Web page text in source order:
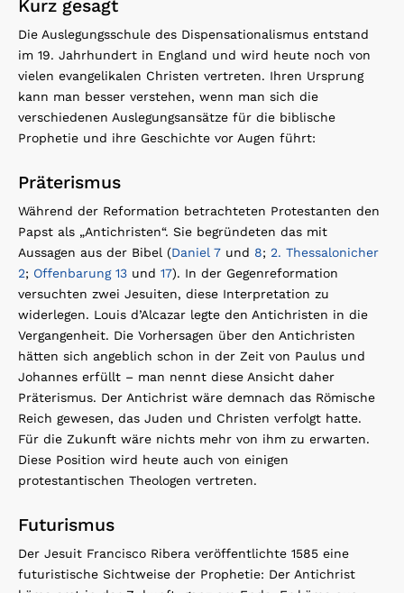
Kurz gesagt
Die Auslegungsschule des Dispensationalismus entstand
im 19. Jahrhundert in England und wird heute noch von
vielen evangelikalen Christen vertreten. Ihren Ursprung
kann man besser verstehen, wenn man sich die
verschiedenen Auslegungsansätze für die biblische
Prophetie und ihre Geschichte vor Augen führt:
Präterismus
Während der Reformation betrachteten Protestanten den
Papst als „Antichristen“. Sie begründeten das mit
Aussagen aus der Bibel (Daniel 7 und 8; 2. Thessalonicher
2; Offenbarung 13 und 17). In der Gegenreformation
versuchten zwei Jesuiten, diese Interpretation zu
widerlegen. Louis d’Alcazar legte den Antichristen in die
Vergangenheit. Die Vorhersagen über den Antichristen
hätten sich angeblich schon in der Zeit von Paulus und
Johannes erfüllt – man nennt diese Ansicht daher
Präterismus. Der Antichrist wäre demnach das Römische
Reich gewesen, das Juden und Christen verfolgt hatte.
Für die Zukunft wäre nichts mehr von ihm zu erwarten.
Diese Position wird heute auch von einigen
protestantischen Theologen vertreten.
Futurismus
Der Jesuit Francisco Ribera veröffentlichte 1585 eine
futuristische Sichtweise der Prophetie: Der Antichrist